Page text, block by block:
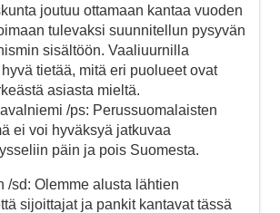
joutuu ottamaan kantaa vuoden
tulevaksi suunnitellun pysyvän
sisältöön. Vaaliuurnilla
tietää, mitä eri puolueet ovat
asiasta mieltä.
/ps: Perussuomalaisten
ei voi hyväksyä jatkuvaa
päin ja pois Suomesta.
/sd: Olemme alusta lähtien
sijoittajat ja pankit kantavat tässä